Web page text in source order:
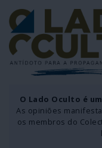
O Lado Oculto é
As opiniões
os membros do